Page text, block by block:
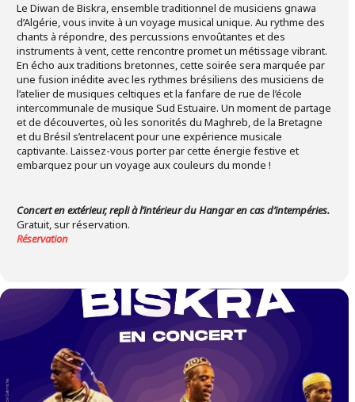
Le Diwan de Biskra, ensemble traditionnel de musiciens gnawa
d’Algérie, vous invite à un voyage musical unique. Au rythme des
chants à répondre, des percussions envoûtantes et des
instruments à vent, cette rencontre promet un métissage vibrant.
En écho aux traditions bretonnes, cette soirée sera marquée par
une fusion inédite avec les rythmes brésiliens des musiciens de
l’atelier de musiques celtiques et la fanfare de rue de l’école
intercommunale de musique Sud Estuaire. Un moment de partage
et de découvertes, où les sonorités du Maghreb, de la Bretagne
et du Brésil s’entrelacent pour une expérience musicale
captivante. Laissez-vous porter par cette énergie festive et
embarquez pour un voyage aux couleurs du monde !
Concert en extérieur, repli à l’intérieur du Hangar en cas d’intempéries.
Gratuit, sur réservation.
Réservation